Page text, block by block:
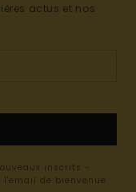
actus et nos
inscrits -
de bienvenue